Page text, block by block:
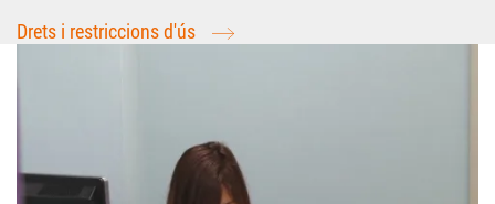
Drets i restriccions d'ús